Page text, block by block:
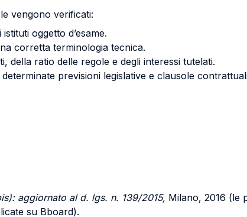
vengono verificati:
oggetto d’esame.
corretta terminologia tecnica.
della ratio delle regole e degli interessi tutelati.
previsioni legislative e clausole
aggiornato al d. lgs. n. 139/2015, Milano, 2016 (le
su Bboard).